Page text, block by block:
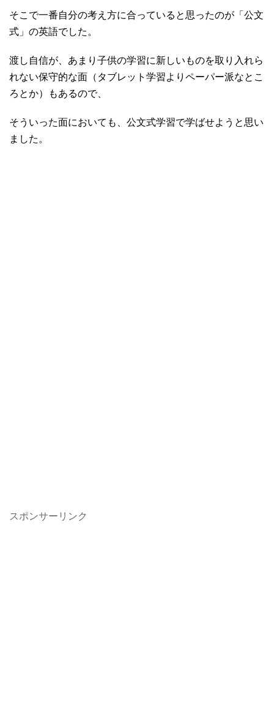
そこで一番自分の考え方に合っていると思ったのが「公文
式」の英語でした。
渡し自信が、あまり子供の学習に新しいものを取り入れら
れない保守的な面（タブレット学習よりペーパー派なとこ
ろとか）もあるので、
そういった面においても、公文式学習で学ばせようと思い
ました。
スポンサーリンク